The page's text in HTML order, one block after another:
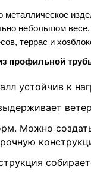
небольшом
террас и
профильной
устойчив к
Можно